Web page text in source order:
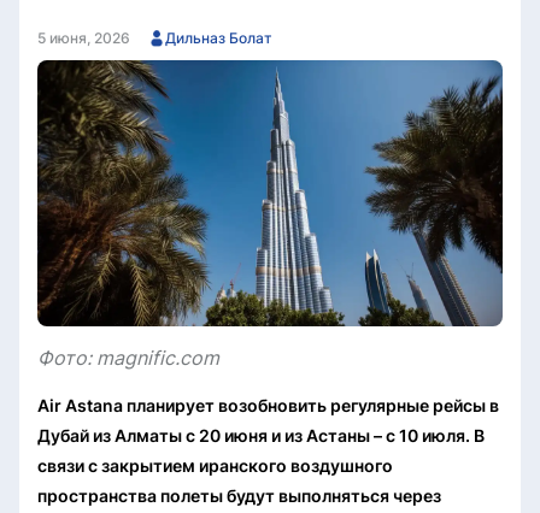
Этический кодекс
Служу стране
5 июня, 2026 Дильназ Болат
Фото: magnific.com
Air Astana планирует возобновить регулярные рейсы в
Дубай из Алматы с 20 июня и из Астаны – с 10 июля. В
связи с закрытием иранского воздушного
пространства полеты будут выполняться через